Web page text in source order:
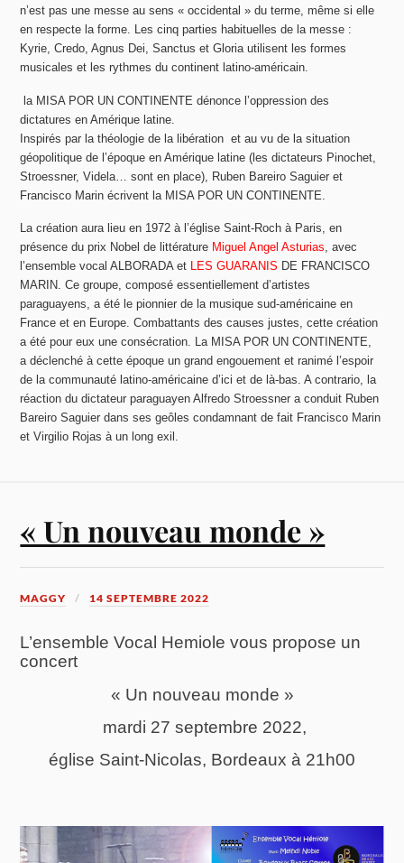
n’est pas une messe au sens « occidental » du terme, même si elle
en respecte la forme. Les cinq parties habituelles de la messe :
Kyrie, Credo, Agnus Dei, Sanctus et Gloria utilisent les formes
musicales et les rythmes du continent latino-américain.
la MISA POR UN CONTINENTE dénonce l’oppression des
dictatures en Amérique latine.
Inspirés par lathéologie de la libération et au vu de la situation
géopolitique de l’époque en Amérique latine (les dictateurs Pinochet,
Stroessner, Videla… sont en place), Ruben Bareiro Saguier et
Francisco Marin écrivent la MISA POR UN CONTINENTE.
La création aura lieu en 1972 à l’église Saint-Roch à Paris, en
présence du prix Nobel de littérature Miguel Angel Asturias, avec
l’ensemble vocal ALBORADA et LES GUARANIS DE FRANCISCO
MARIN. Ce groupe, composé essentiellement d’artistes
paraguayens, a été le pionnier de la musique sud-américaine en
France et en Europe. Combattants des causes justes, cette création
a été pour eux une consécration. La MISA POR UN CONTINENTE,
a déclenché à cette époque un grand engouement et ranimé l’espoir
de la communauté latino-américaine d’ici et de là-bas. A contrario, la
réaction du dictateur paraguayen Alfredo Stroessner a conduit Ruben
Bareiro Saguier dans ses geôles condamnant de fait Francisco Marin
et Virgilio Rojas à un long exil.
« Un nouveau monde »
MAGGY 14 SEPTEMBRE 2022
L’ensemble Vocal Hemiole vous propose un
concert
« Un nouveau monde »
mardi 27 septembre 2022,
église Saint-Nicolas, Bordeaux à 21h00